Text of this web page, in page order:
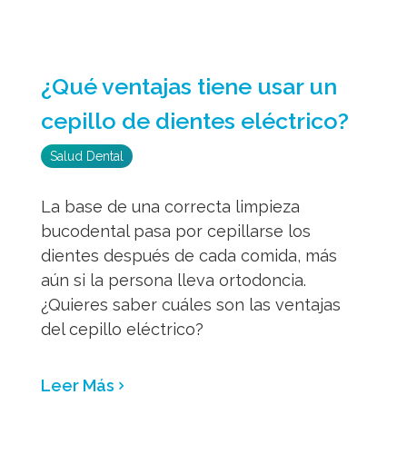
¿Qué ventajas tiene usar un
cepillo de dientes eléctrico?
Salud Dental
La base de una correcta limpieza
bucodental pasa por cepillarse los
dientes después de cada comida, más
aún si la persona lleva ortodoncia.
¿Quieres saber cuáles son las ventajas
del cepillo eléctrico?
Leer Más